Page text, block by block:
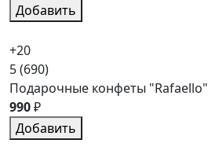
Добавить
+20
5(690)
Подарочные конфеты "Rafaello"
990₽
Добавить